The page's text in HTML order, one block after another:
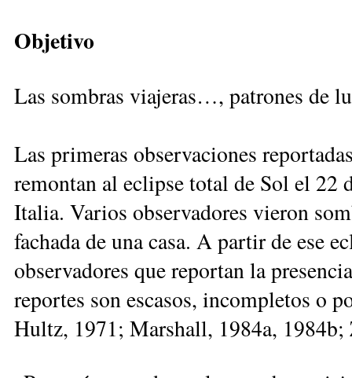
Objetivo
Las sombras viajeras…, patrones de
Las primeras observaciones
remontan al eclipse total de Sol el 22
Italia. Varios observadores vieron
fachada de una casa. A partir de ese
observadores que reportan la
reportes son escasos, incompletos o
Hultz, 1971; Marshall, 1984a,